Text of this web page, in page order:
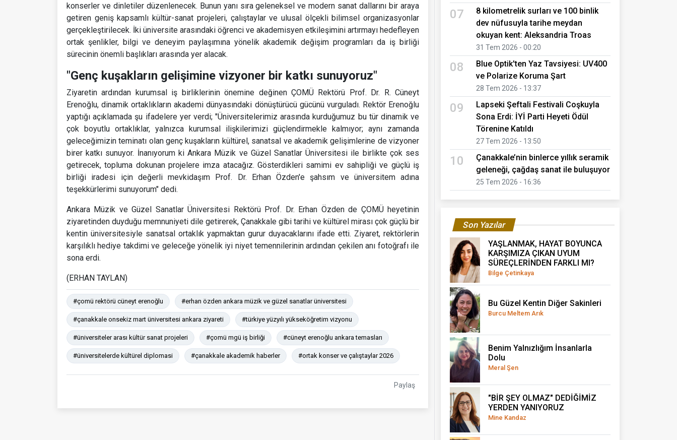
konserler ve dinletiler düzenlenecek. Bunun yanı sıra geleneksel ve modern sanat dallarını bir araya
getiren geniş kapsamlı kültür-sanat projeleri, çalıştaylar ve ulusal ölçekli bilimsel organizasyonlar
gerçekleştirilecek. İki üniversite arasındaki öğrenci ve akademisyen etkileşimini artırmayı hedefleyen
ortak şenlikler, bilgi ve deneyim paylaşımına yönelik akademik değişim programları da iş birliği
sürecinin önemli başlıkları arasında yer alacak.
"Genç kuşakların gelişimine vizyoner bir katkı sunuyoruz"
Ziyaretin ardından kurumsal iş birliklerinin önemine değinen ÇOMÜ Rektörü Prof. Dr. R. Cüneyt
Erenoğlu, dinamik ortaklıkların akademi dünyasındaki dönüştürücü gücünü vurguladı. Rektör Erenoğlu
yaptığı açıklamada şu ifadelere yer verdi; "Üniversitelerimiz arasında kurduğumuz bu tür dinamik ve
çok boyutlu ortaklıklar, yalnızca kurumsal ilişkilerimizi güçlendirmekle kalmıyor; aynı zamanda
geleceğimizin teminatı olan genç kuşakların kültürel, sanatsal ve akademik gelişimlerine de vizyoner
birer katkı sunuyor. İnanıyorum ki Ankara Müzik ve Güzel Sanatlar Üniversitesi ile birlikte çok ses
getirecek, topluma dokunan projelere imza atacağız. Gösterdikleri samimi ev sahipliği ve güçlü iş
birliği iradesi için değerli mevkidaşım Prof. Dr. Erhan Özden'e şahsım ve üniversitem adına
teşekkürlerimi sunuyorum" dedi.
Ankara Müzik ve Güzel Sanatlar Üniversitesi Rektörü Prof. Dr. Erhan Özden de ÇOMÜ heyetinin
ziyaretinden duyduğu memnuniyeti dile getirerek, Çanakkale gibi tarihi ve kültürel mirası çok güçlü bir
kentin üniversitesiyle sanatsal ortaklık yapmaktan gurur duyacaklarını ifade etti. Ziyaret, rektörlerin
karşılıklı hediye takdimi ve geleceğe yönelik iyi niyet temennilerinin ardından çekilen anı fotoğrafı ile
sona erdi.
(ERHAN TAYLAN)
#çomü rektörü cüneyt erenoğlu #erhan özden ankara müzik ve güzel sanatlar üniversitesi
#çanakkale onsekiz mart üniversitesi ankara ziyareti #türkiye yüzyılı yükseköğretim vizyonu
#üniversiteler arası kültür sanat projeleri #çomü mgü iş birliği #cüneyt erenoğlu ankara temasları
#üniversitelerde kültürel diplomasi #çanakkale akademik haberler #ortak konser ve çalıştaylar 2026
Paylaş
07
8 kilometrelik surları ve 100 binlik
dev nüfusuyla tarihe meydan
okuyan kent: Aleksandria Troas
31 Tem 2026 - 00:20
08
Blue Optik'ten Yaz Tavsiyesi: UV400
ve Polarize Koruma Şart
28 Tem 2026 - 13:37
09
Lapseki Şeftali Festivali Coşkuyla
Sona Erdi: İYİ Parti Heyeti Ödül
Törenine Katıldı
27 Tem 2026 - 13:50
10
Çanakkale’nin binlerce yıllık seramik
geleneği, çağdaş sanat ile buluşuyor
25 Tem 2026 - 16:36
Son Yazılar
YAŞLANMAK, HAYAT BOYUNCA
KARŞIMIZA ÇIKAN UYUM
SÜREÇLERİNDEN FARKLI MI?
Bilge Çetinkaya
Bu Güzel Kentin Diğer Sakinleri
Burcu Meltem Arık
Benim Yalnızlığım İnsanlarla
Dolu
Meral Şen
"BİR ŞEY OLMAZ" DEDİĞİMİZ
YERDEN YANIYORUZ
Mine Kandaz